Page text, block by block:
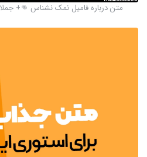
متن درباره فامیل نمک نشناس 👊+